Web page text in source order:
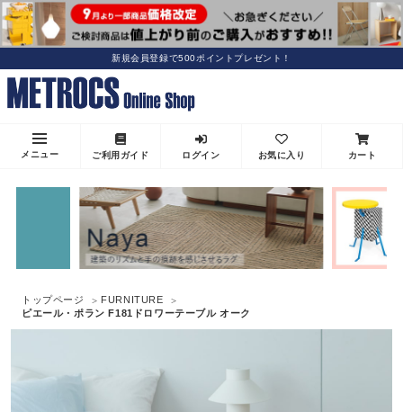
新規会員登録で500ポイントプレゼント！
メニュー ご利用ガイド ログイン お気に入り カート
トップページ
FURNITURE
ピエール・ポラン F181ドロワーテーブル オーク